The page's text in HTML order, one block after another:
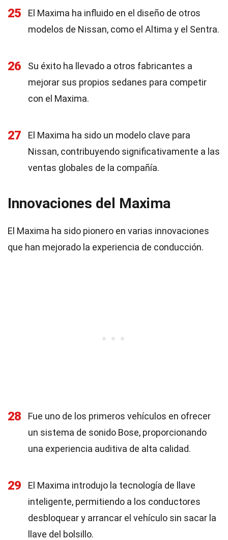
25
El Maxima ha influido en el diseño de otros
modelos de Nissan, como el Altima y el Sentra.
26
Su éxito ha llevado a otros fabricantes a
mejorar sus propios sedanes para competir
con el Maxima.
27
El Maxima ha sido un modelo clave para
Nissan, contribuyendo significativamente a las
ventas globales de la compañía.
Innovaciones del Maxima
El Maxima ha sido pionero en varias innovaciones
que han mejorado la experiencia de conducción.
28
Fue uno de los primeros vehículos en ofrecer
un sistema de sonido Bose, proporcionando
una experiencia auditiva de alta calidad.
29
El Maxima introdujo la tecnología de llave
inteligente, permitiendo a los conductores
desbloquear y arrancar el vehículo sin sacar la
llave del bolsillo.